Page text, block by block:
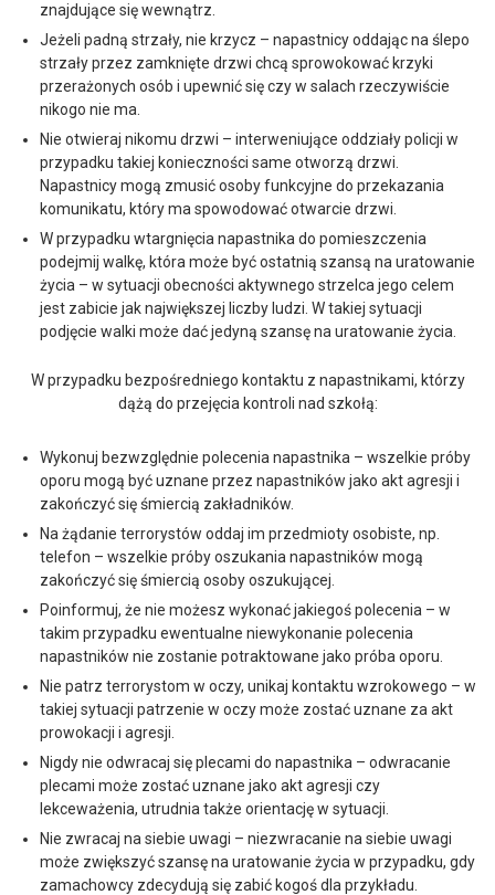
znajdujące się wewnątrz.
Jeżeli padną strzały, nie krzycz – napastnicy oddając na ślepo
strzały przez zamknięte drzwi chcą sprowokować krzyki
przerażonych osób i upewnić się czy w salach rzeczywiście
nikogo nie ma.
Nie otwieraj nikomu drzwi – interweniujące oddziały policji w
przypadku takiej konieczności same otworzą drzwi.
Napastnicy mogą zmusić osoby funkcyjne do przekazania
komunikatu, który ma spowodować otwarcie drzwi.
W przypadku wtargnięcia napastnika do pomieszczenia
podejmij walkę, która może być ostatnią szansą na uratowanie
życia – w sytuacji obecności aktywnego strzelca jego celem
jest zabicie jak największej liczby ludzi. W takiej sytuacji
podjęcie walki może dać jedyną szansę na uratowanie życia.
W przypadku bezpośredniego kontaktu z napastnikami, którzy
dążą do przejęcia kontroli nad szkołą:
Wykonuj bezwzględnie polecenia napastnika – wszelkie próby
oporu mogą być uznane przez napastników jako akt agresji i
zakończyć się śmiercią zakładników.
Na żądanie terrorystów oddaj im przedmioty osobiste, np.
telefon – wszelkie próby oszukania napastników mogą
zakończyć się śmiercią osoby oszukującej.
Poinformuj, że nie możesz wykonać jakiegoś polecenia – w
takim przypadku ewentualne niewykonanie polecenia
napastników nie zostanie potraktowane jako próba oporu.
Nie patrz terrorystom w oczy, unikaj kontaktu wzrokowego – w
takiej sytuacji patrzenie w oczy może zostać uznane za akt
prowokacji i agresji.
Nigdy nie odwracaj się plecami do napastnika – odwracanie
plecami może zostać uznane jako akt agresji czy
lekceważenia, utrudnia także orientację w sytuacji.
Nie zwracaj na siebie uwagi – niezwracanie na siebie uwagi
może zwiększyć szansę na uratowanie życia w przypadku, gdy
zamachowcy zdecydują się zabić kogoś dla przykładu.